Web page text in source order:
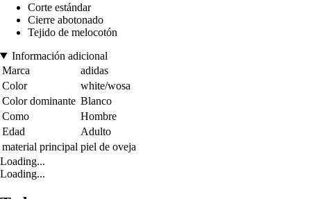
Corte estándar
Cierre abotonado
Tejido de melocotón
Información adicional
Marca
adidas
Color
white/wosa
Color dominante Blanco
Como
Hombre
Edad
Adulto
material principal piel de oveja
Loading...
Loading...